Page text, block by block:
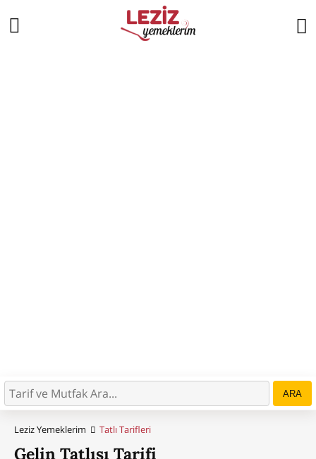
ARA
Leziz Yemeklerim Tatlı Tarifleri
Gelin Tatlısı Tarifi